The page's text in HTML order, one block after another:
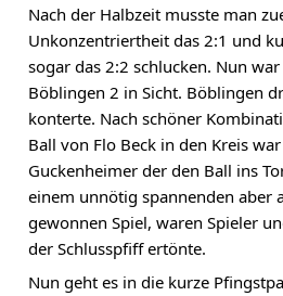
Nach der Halbzeit musste man
Unkonzentriertheit das 2:1 und
sogar das 2:2 schlucken. Nun
Böblingen 2 in Sicht. Böblingen
konterte. Nach schöner
Ball von Flo Beck in den Kreis
Guckenheimer der den Ball ins
einem unnötig spannenden aber
gewonnen Spiel, waren Spieler
der Schlusspfiff ertönte.
Nun geht es in die kurze